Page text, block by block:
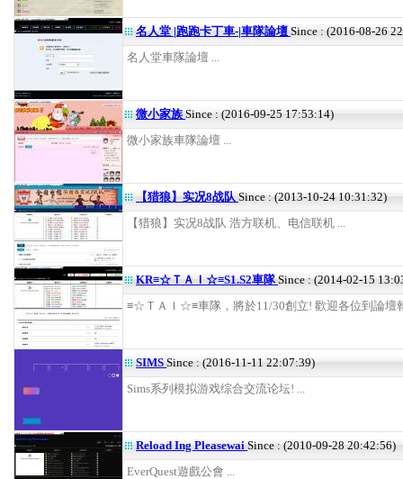
名人堂 |跑跑卡丁車-|車隊論壇 Since : (2016-08-26
名人堂車隊論壇 ...
微小家族 Since : (2016-09-25 17:53:14)
微小家族車隊論壇 ...
【猎狼】实况8战队 Since : (2013-10-24 10:31:32)
【猎狼】实况8战队 浩方联机、电信联机 ...
KR≡☆ＴＡＩ☆≡S1.S2車隊Since : (2014-02-15
≡☆ＴＡＩ☆≡車隊，將於11/30創立! 歡迎各位到論壇
SIMS Since : (2016-11-11 22:07:39)
Sims系列模拟游戏综合交流论坛! ...
Reload Ing Pleasewai Since : (2010-09-28 20:42:56)
EverQuest遊戲公會 ...